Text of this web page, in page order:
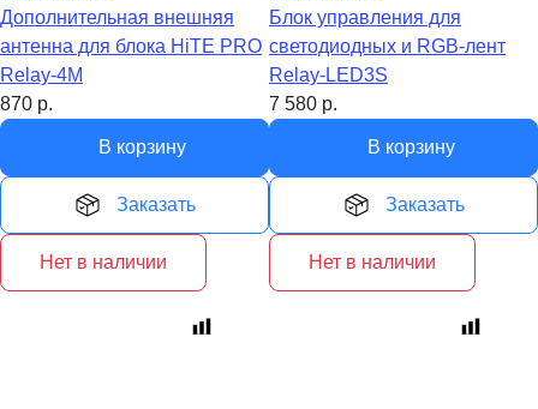
Дополнительная внешняя
антенна для блока HiTE PRO
Relay-4M
870 р.
В корзину
Заказать
Нет в наличии
Блок управления для
светодиодных и RGB-лент
Relay-LED3S
7 580 р.
В корзину
Заказать
Нет в наличии